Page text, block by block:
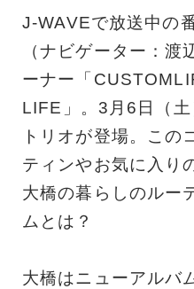
J-WAVEで放送中の
（ナビゲーター：
ーナー「
LIFE」。3月6日（
トリオが登場。この
ティンやお気に入り
大橋の暮らしのルー
ムとは？
大橋はニューアルバ